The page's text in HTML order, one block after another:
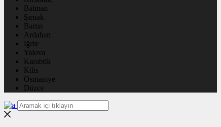
Batman
Şırnak
Bartın
Ardahan
Iğdır
Yalova
Karabük
Kilis
Osmaniye
Düzce